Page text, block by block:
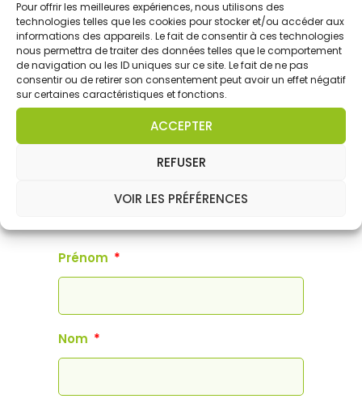
Pour offrir les meilleures expériences, nous utilisons des
technologies telles que les cookies pour stocker et/ou accéder aux
informations des appareils. Le fait de consentir à ces technologies
nous permettra de traiter des données telles que le comportement
de navigation ou les ID uniques sur ce site. Le fait de ne pas
consentir ou de retirer son consentement peut avoir un effet négatif
sur certaines caractéristiques et fonctions.
ACCEPTER
REFUSER
VOIR LES PRÉFÉRENCES
PRÉ-RÉSERVEZ VOTRE
VGP
Dites-nous votre besoin et nous vous
tarifs.
Prénom
Nom